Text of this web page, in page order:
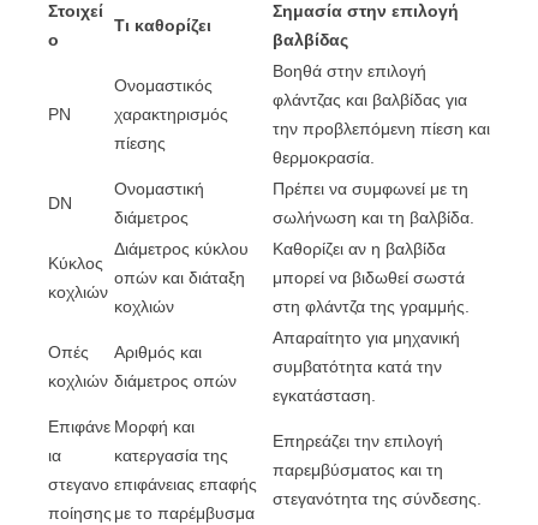
Στοιχεί
ο
Τι καθορίζει
Σημασία στην επιλογή
βαλβίδας
PN
Ονομαστικός
χαρακτηρισμός
πίεσης
Βοηθά στην επιλογή
φλάντζας και βαλβίδας για
την προβλεπόμενη πίεση και
θερμοκρασία.
DN
Ονομαστική
διάμετρος
Πρέπει να συμφωνεί με τη
σωλήνωση και τη βαλβίδα.
Κύκλος
κοχλιών
Διάμετρος κύκλου
οπών και διάταξη
κοχλιών
Καθορίζει αν η βαλβίδα
μπορεί να βιδωθεί σωστά
στη φλάντζα της γραμμής.
Οπές
κοχλιών
Αριθμός και
διάμετρος οπών
Απαραίτητο για μηχανική
συμβατότητα κατά την
εγκατάσταση.
Επιφάνε
ια
στεγανο
ποίησης
Μορφή και
κατεργασία της
επιφάνειας επαφής
με το παρέμβυσμα
Επηρεάζει την επιλογή
παρεμβύσματος και τη
στεγανότητα της σύνδεσης.